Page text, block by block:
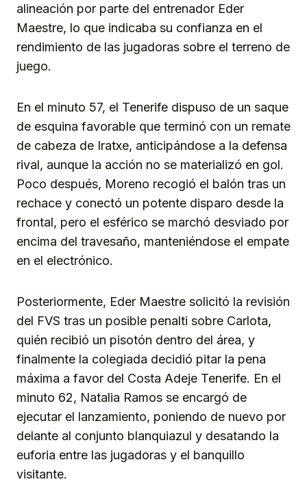
alineación por parte del entrenador Eder
Maestre, lo que indicaba su confianza en el
rendimiento de las jugadoras sobre el terreno de
juego.
En el minuto 57, el Tenerife dispuso de un saque
de esquina favorable que terminó con un remate
de cabeza de Iratxe, anticipándose a la defensa
rival, aunque la acción no se materializó en gol.
Poco después, Moreno recogió el balón tras un
rechace y conectó un potente disparo desde la
frontal, pero el esférico se marchó desviado por
encima del travesaño, manteniéndose el empate
en el electrónico.
Posteriormente, Eder Maestre solicitó la revisión
del FVS tras un posible penalti sobre Carlota,
quién recibió un pisotón dentro del área, y
finalmente la colegiada decidió pitar la pena
máxima a favor del Costa Adeje Tenerife. En el
minuto 62, Natalia Ramos se encargó de
ejecutar el lanzamiento, poniendo de nuevo por
delante al conjunto blanquiazul y desatando la
euforia entre las jugadoras y el banquillo
visitante.